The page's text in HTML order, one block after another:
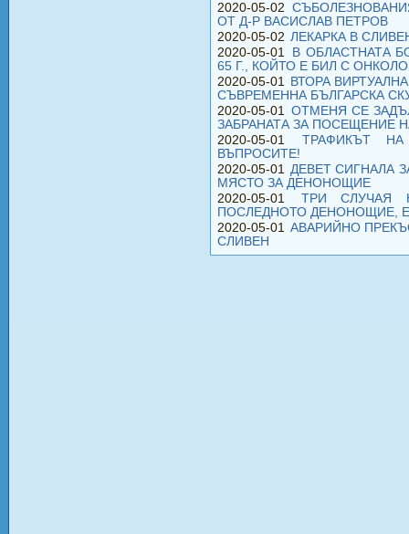
2020-05-02
ОТ Д-Р ВАСИСЛАВ ПЕТРОВ
2020-05-02 ЛЕКАРКА В
2020-05-01
В ОБЛАСТНАТА
65 Г., КОЙТО Е БИЛ С
2020-05-01 ВТОРА
СЪВРЕМЕННА БЪЛГАРСКА
2020-05-01 ОТМЕНЯ СЕ
ЗАБРАНАТА ЗА ПОСЕЩЕНИЕ
2020-05-01
ТРАФИКЪТ
ВЪПРОСИТЕ!
2020-05-01 ДЕВЕТ СИГНАЛА
МЯСТО ЗА ДЕНОНОЩИЕ
2020-05-01
ТРИ СЛУЧАЯ
ПОСЛЕДНОТО ДЕНОНОЩИЕ,
2020-05-01 АВАРИЙНО
СЛИВЕН